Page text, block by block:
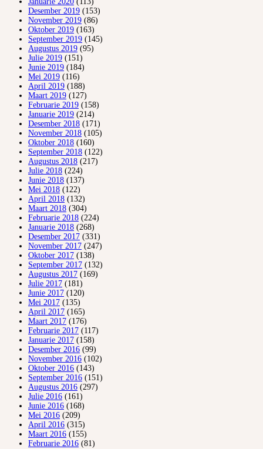
Desember 2019 (153)
November 2019 (86)
Oktober 2019 (163)
September 2019 (145)
Augustus 2019 (95)
Julie 2019 (151)
Junie 2019 (184)
Mei 2019 (116)
April 2019 (188)
Maart 2019 (127)
Februarie 2019 (158)
Januarie 2019 (214)
Desember 2018 (171)
November 2018 (105)
Oktober 2018 (160)
September 2018 (122)
Augustus 2018 (217)
Julie 2018 (224)
Junie 2018 (137)
Mei 2018 (122)
April 2018 (132)
Maart 2018 (304)
Februarie 2018 (224)
Januarie 2018 (268)
Desember 2017 (331)
November 2017 (247)
Oktober 2017 (138)
September 2017 (132)
Augustus 2017 (169)
Julie 2017 (181)
Junie 2017 (120)
Mei 2017 (135)
April 2017 (165)
Maart 2017 (176)
Februarie 2017 (117)
Januarie 2017 (158)
Desember 2016 (99)
November 2016 (102)
Oktober 2016 (143)
September 2016 (151)
Augustus 2016 (297)
Julie 2016 (161)
Junie 2016 (168)
Mei 2016 (209)
April 2016 (315)
Maart 2016 (155)
Februarie 2016 (81)